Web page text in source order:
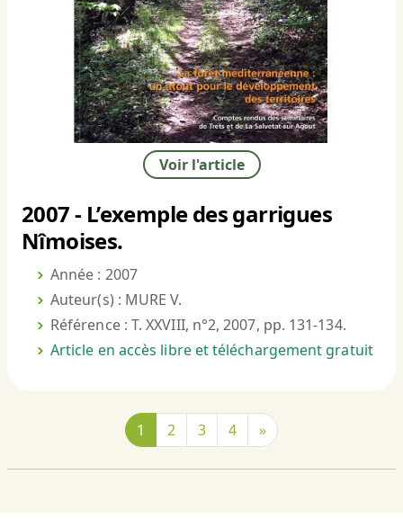
Voir l'article
2007 - L’exemple des garrigues
Nîmoises.
Année : 2007
Auteur(s) : MURE V.
Référence : T. XXVIII, n°2, 2007, pp. 131-134.
Article en accès libre et téléchargement gratuit
1 2 3 4 »